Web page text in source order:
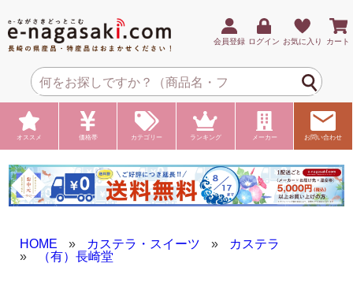
会員登録 ログイン お気に入り カート
オススメ 価格帯 カテゴリー ランキング メーカー お問い合わせ
HOME » カステラ・スイーツ »
カステラ
»
（有）長崎堂